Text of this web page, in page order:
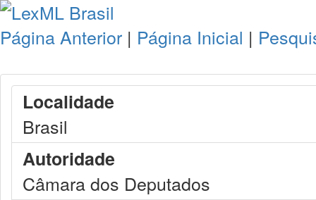
Página Anterior | Página Inicial |
Localidade
Brasil
Autoridade
Câmara dos Deputados